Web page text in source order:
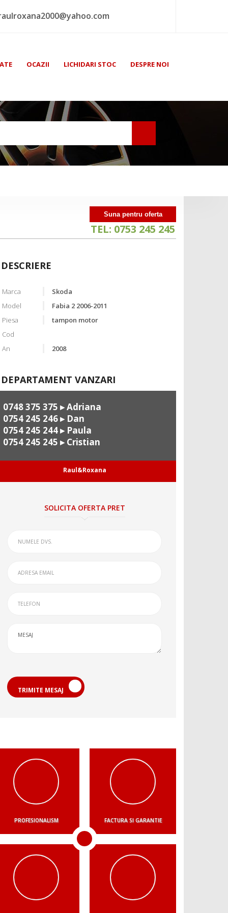
OCAZII LICHIDARI STOC DESPRE NOI
Suna pentru oferta
TEL: 0753 245 245
DESCRIERE
Marca
Skoda
Model
Fabia 2 2006-2011
Piesa
tampon motor
Cod
An
2008
DEPARTAMENT VANZARI
0748 375 375 ▸ Adriana
0754 245 246▸ Dan
0754 245 244▸ Paula
0754 245 245 ▸ Cristian
Raul&Roxana
SOLICITA OFERTA PRET
TRIMITE MESAJ
PROFESIONALISM FACTURA SI GARANTIE